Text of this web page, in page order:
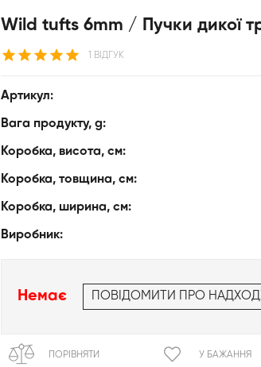
Wild tufts 6mm / Пучки дикої
1 ВІДГУК
Артикул:
Вага продукту, g:
Коробка, висота, см:
Коробка, товщина, см:
Коробка, ширина, см:
Виробник:
Немає ПОВІДОМИТИ ПРО
ПОРІВНЯТИ У БАЖАННЯ